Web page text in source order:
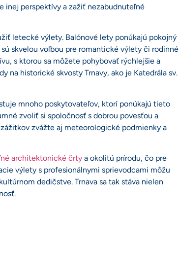
inej perspektívy a zažiť nezabudnuteľné
letecké výlety. Balónové lety ponúkajú pokojný
skvelou voľbou pre romantické výlety či rodinné
s ktorou sa môžete pohybovať rýchlejšie a
na historické skvosty Trnavy, ako je Katedrála sv.
mnoho poskytovateľov, ktorí ponúkajú tieto
zvoliť si spoločnosť s dobrou povesťou a
zvážte aj meteorologické podmienky a
architektonické črty a okolitú prírodu, čo pre
výlety s profesionálnymi sprievodcami môžu
dedičstve. Trnava sa tak stáva nielen